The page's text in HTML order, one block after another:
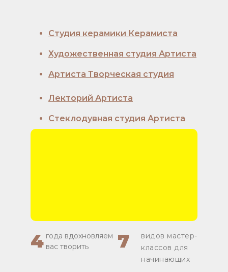
Лекторий Артиста
Стеклодувная студия Артиста
Студия керамики Керамиста
Художественная студия Артиста
Артиста Творческая студия
7
года вдохновляем
вас творить
4
видов мастер-
классов для
начинающих